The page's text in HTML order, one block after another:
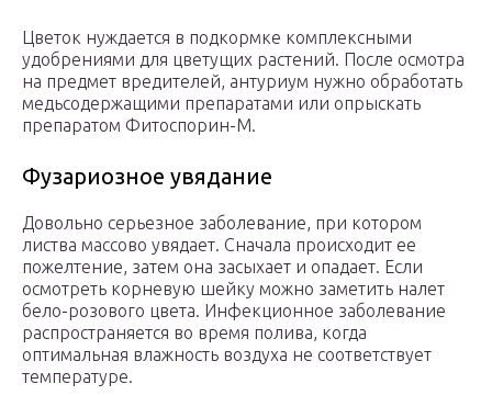
Цветок нуждается в подкормке комплексными
удобрениями для цветущих растений. После осмотра
на предмет вредителей, антуриум нужно обработать
медьсодержащими препаратами или опрыскать
препаратом Фитоспорин-М.
Фузариозное увядание
Довольно серьезное заболевание, при котором
листва массово увядает. Сначала происходит ее
пожелтение, затем она засыхает и опадает. Если
осмотреть корневую шейку можно заметить налет
бело-розового цвета. Инфекционное заболевание
распространяется во время полива, когда
оптимальная влажность воздуха не соответствует
температуре.